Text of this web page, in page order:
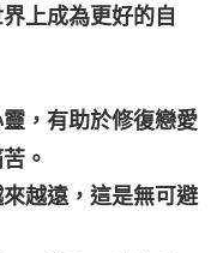
上成為更好的自
，有助於修復戀愛
。
越遠，這是無可避